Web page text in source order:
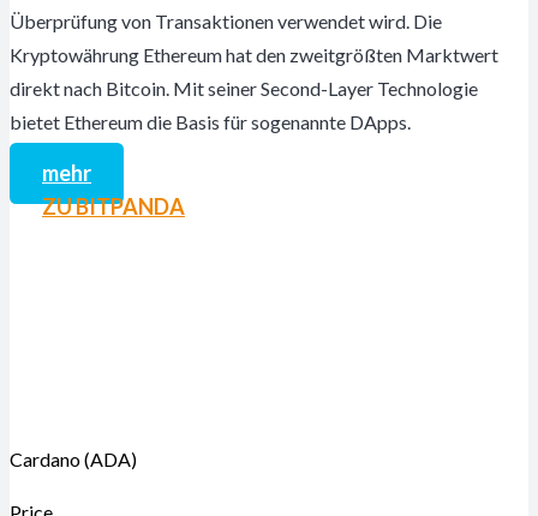
Überprüfung von Transaktionen verwendet wird. Die
Kryptowährung Ethereum hat den zweitgrößten Marktwert
direkt nach Bitcoin. Mit seiner Second-Layer Technologie
bietet Ethereum die Basis für sogenannte DApps.
mehr
ZU BITPANDA
Cardano (ADA)